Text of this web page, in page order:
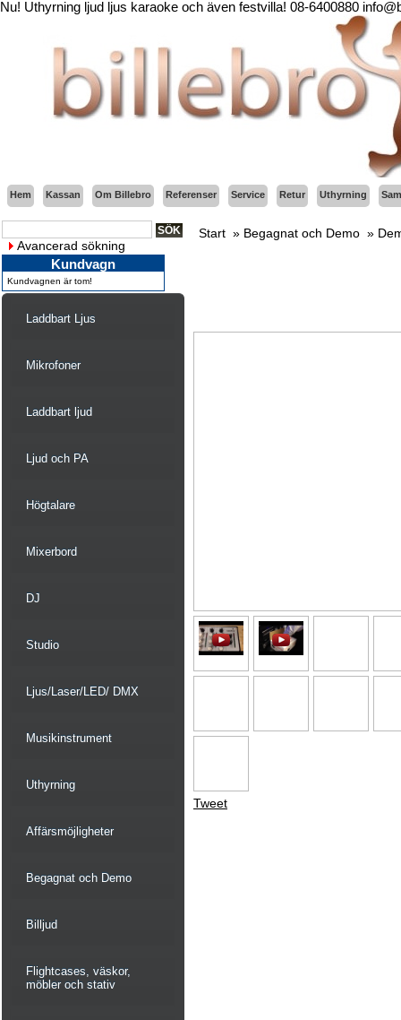
Nu! Uthyrning ljud ljus karaoke och även festvilla! 08-6400880
Hem Kassan Om Billebro Referenser Service Retur Uthyrning
Avancerad sökning
Kundvagn
Kundvagnen är tom!
Laddbart Ljus
Mikrofoner
Laddbart ljud
Ljud och PA
Högtalare
Mixerbord
DJ
Studio
Ljus/Laser/LED/ DMX
Musikinstrument
Uthyrning
Affärsmöjligheter
Begagnat och Demo
Billjud
Flightcases, väskor,
möbler och stativ
Start » Begagnat och Demo »
Tweet